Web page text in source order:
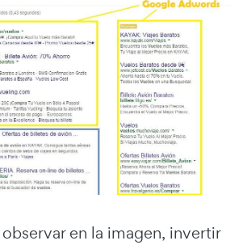
en la imagen, invertir